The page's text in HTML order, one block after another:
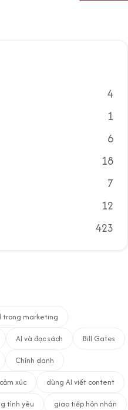
4
1
6
18
7
12
423
trong marketing
AI và đọc sách
Bill Gates
Chính danh
xúc
dùng AI viết content
tình yêu
giao tiếp hôn nhân